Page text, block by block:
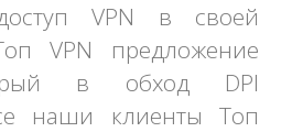
VPN в своей
VPN предложение
в обход DPI
наши клиенты Топ